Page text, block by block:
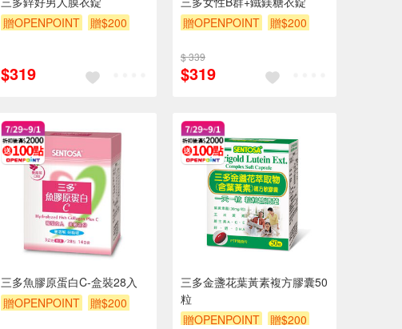
贈OPENPOINT
贈$200
$319
贈OPENPOINT
贈$200
$ 339
$319
三多魚膠原蛋白C-盒裝28入
贈OPENPOINT
贈$200
三多金盞花葉黃素複方膠囊50
粒
贈OPENPOINT
贈$200